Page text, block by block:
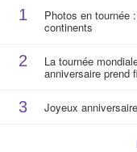
1 Photos en tournée
continents
2 La tournée
anniversaire prend
3 Joyeux